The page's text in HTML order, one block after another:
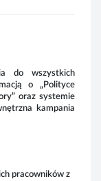
do wszystkich
o „Polityce
oraz systemie
kampania
pracowników z